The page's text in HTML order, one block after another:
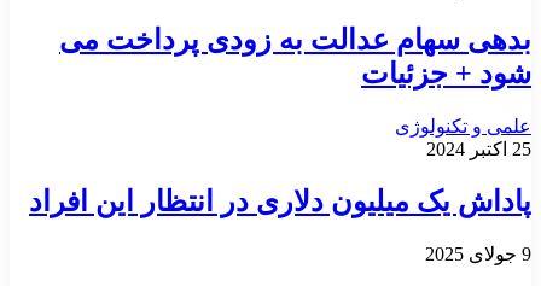
بدهی سهام عدالت به زودی پرداخت می
شود + جزئیات
علمی و تکنولوژی
25 اکتبر 2024
پاداش یک میلیون دلاری در انتظار این افراد
9 جولای 2025